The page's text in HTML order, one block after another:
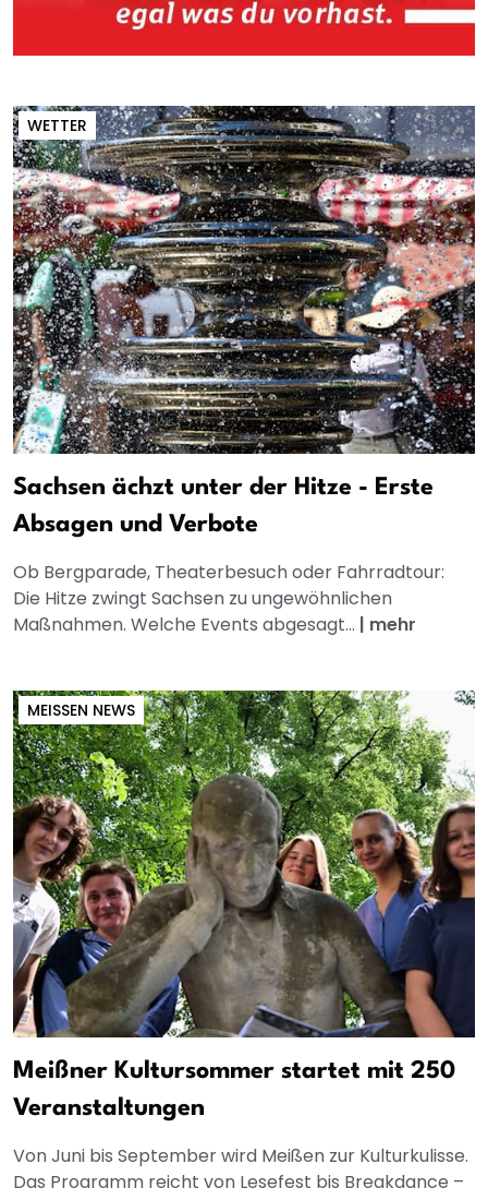
WETTER
Sachsen ächzt unter der Hitze - Erste
Absagen und Verbote
Ob Bergparade, Theaterbesuch oder Fahrradtour:
Die Hitze zwingt Sachsen zu ungewöhnlichen
Maßnahmen. Welche Events abgesagt... | mehr
MEISSEN NEWS
Meißner Kultursommer startet mit 250
Veranstaltungen
Von Juni bis September wird Meißen zur Kulturkulisse.
Das Programm reicht von Lesefest bis Breakdance –